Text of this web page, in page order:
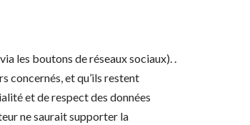
les boutons de réseaux sociaux). .
concernés, et qu’ils restent
et de respect des données
ne saurait supporter la